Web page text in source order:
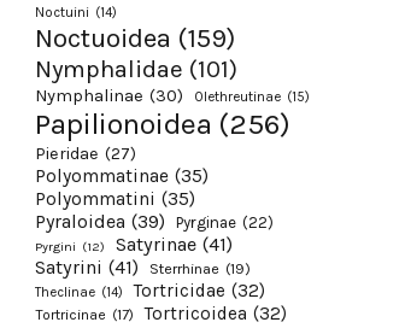
Noctuini (14)
Noctuoidea (159)
Nymphalidae (101)
Nymphalinae (30) Olethreutinae (15)
Papilionoidea (256)
Pieridae (27)
Polyommatinae (35)
Polyommatini (35)
Pyraloidea (39) Pyrginae (22)
Pyrgini (12) Satyrinae (41)
Satyrini (41) Sterrhinae (19)
Theclinae (14) Tortricidae (32)
Tortricinae (17) Tortricoidea (32)